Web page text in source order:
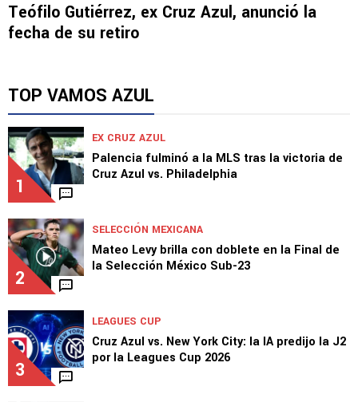
Teófilo Gutiérrez, ex Cruz Azul, anunció la
fecha de su retiro
TOP VAMOS AZUL
1
EX CRUZ AZUL
Palencia fulminó a la MLS tras la victoria de
Cruz Azul vs. Philadelphia
2
SELECCIÓN MEXICANA
Mateo Levy brilla con doblete en la Final de
la Selección México Sub-23
3
LEAGUES CUP
Cruz Azul vs. New York City: la IA predijo la J2
por la Leagues Cup 2026